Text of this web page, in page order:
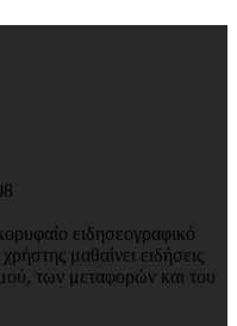
ειδησεογραφικό
μαθαίνει ειδήσεις
των μεταφορών και του